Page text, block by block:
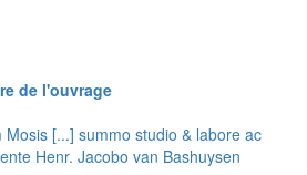
de l'ouvrage
[...] summo studio & labore ac
Henr. Jacobo van Bashuysen